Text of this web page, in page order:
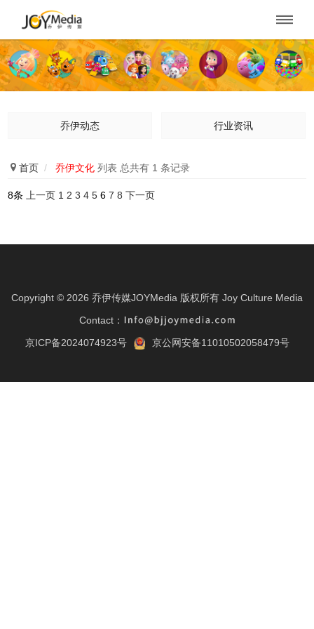

乔伊动态 行业资讯
首页 / 乔伊文化 列表 总共有 1 条记录
8条 上一页 1 2 3 4 5 6 7 8 下一页
Copyright © 2026 乔伊传媒JOYMedia 版权所有 Joy Culture Media
Contact：
京ICP备2024074923号
京公网安备11010502058479号